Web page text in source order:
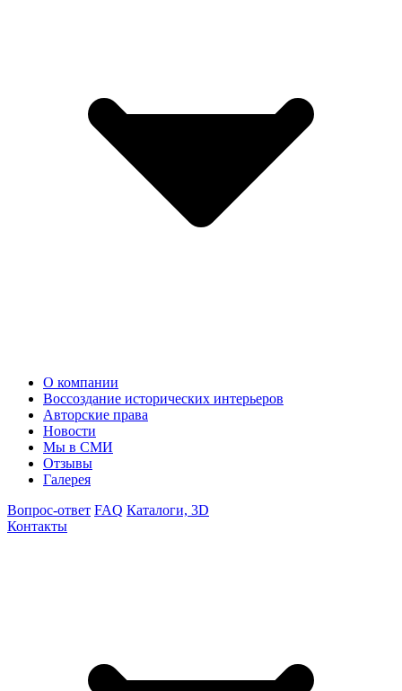
О компании
Воссоздание исторических интерьеров
Авторские права
Новости
Мы в СМИ
Отзывы
Галерея
Вопрос-ответ FAQ Каталоги, 3D
Контакты